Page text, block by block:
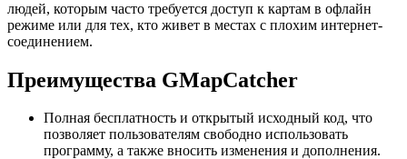
людей, которым часто требуется доступ к картам в офлайн
режиме или для тех, кто живет в местах с плохим интернет-
соединением.
Преимущества GMapCatcher
Полная бесплатность и открытый исходный код, что
позволяет пользователям свободно использовать
программу, а также вносить изменения и дополнения.